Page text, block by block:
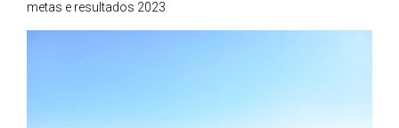
metas e resultados 2023